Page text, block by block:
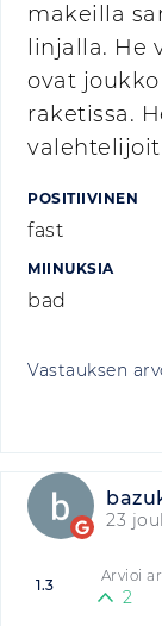
makeilla
linjalla. He
ovat
raketissa.
POSITIIVINEN
fast
MIINUKSIA
bad
Vastauksen
23
1.3 Arvioi
2